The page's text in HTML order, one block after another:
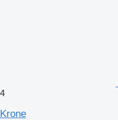
4
Krone